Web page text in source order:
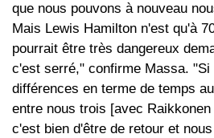
que nous pouvons à nouveau
Mais Lewis Hamilton n'est qu'à
pourrait être très dangereux
c'est serré," confirme Massa. "Si
différences en terme de temps
entre nous trois [avec
c'est bien d'être de retour et